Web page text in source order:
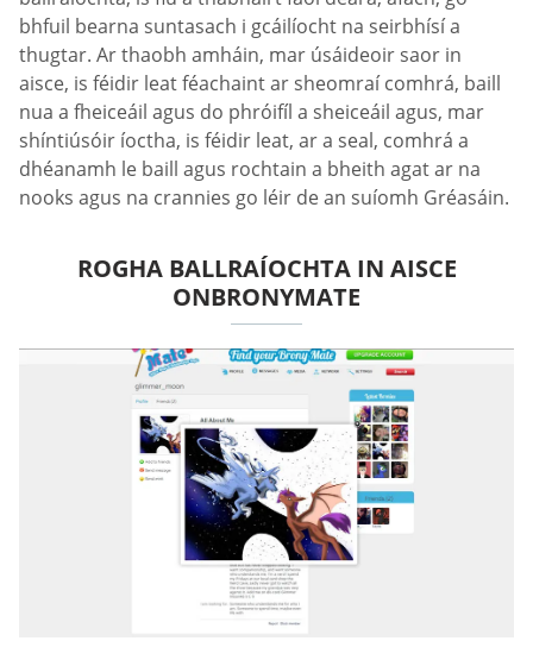
bhfuil bearna suntasach i gcáilíocht na seirbhísí a
thugtar. Ar thaobh amháin, mar úsáideoir saor in
aisce, is féidir leat féachaint ar sheomraí comhrá, baill
nua a fheiceáil agus do phróifíl a sheiceáil agus, mar
shíntiúsóir íoctha, is féidir leat, ar a seal, comhrá a
dhéanamh le baill agus rochtain a bheith agat ar na
nooks agus na crannies go léir de an suíomh Gréasáin.
ROGHA BALLRAÍOCHTA IN AISCE
ONBRONYMATE